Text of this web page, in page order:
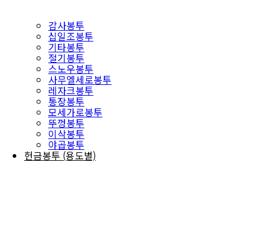
감사봉투
십일조봉투
기타봉투
절기봉투
스노우봉투
사무엘세로봉투
레자크봉투
통장봉투
모세가로봉투
뚜껑봉투
이삭봉투
야곱봉투
헌금봉투 (용도별)